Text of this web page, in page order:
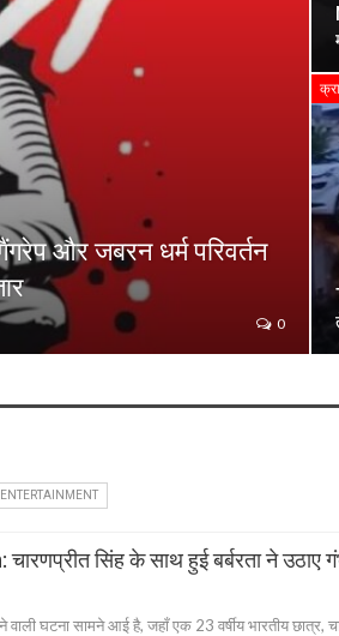
और जबरन धर्म परिवर्तन
0
ENTERTAINMENT
सिंह के साथ हुई बर्बरता ने उठाए
घटना सामने आई है, जहाँ एक 23 वर्षीय भारतीय छात्र,